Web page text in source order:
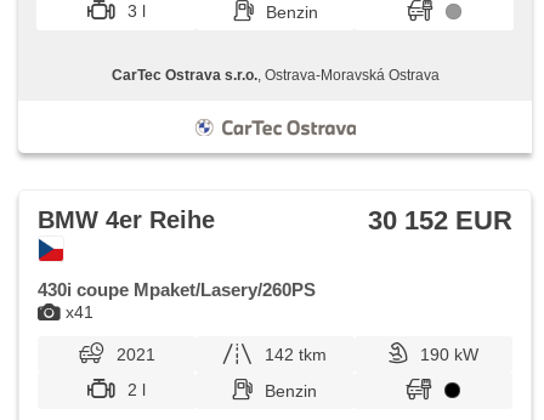
3 l
Benzin
CarTec Ostrava s.r.o., Ostrava-Moravská Ostrava
x41
BMW 4er Reihe 30 152 EUR
430i coupe Mpaket/Lasery/260PS
2021 142 tkm
190 kW
2 l
Benzin